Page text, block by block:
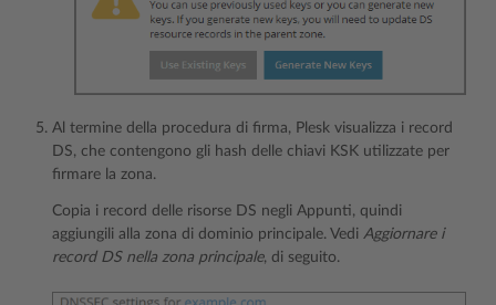
Al termine della procedura di firma, Plesk visualizza i record
DS, che contengono gli hash delle chiavi KSK utilizzate per
firmare la zona.
Copia i record delle risorse DS negli Appunti, quindi
aggiungili alla zona di dominio principale. Vedi Aggiornare i
record DS nella zona principale, di seguito.